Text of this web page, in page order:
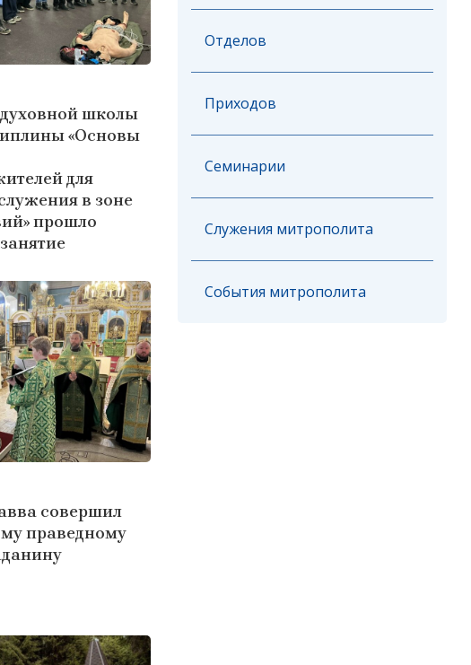
духовной школы
«Основы
для
в зоне
прошло
совершил
праведному
Отделов
Приходов
Семинарии
Служения митрополита
События митрополита